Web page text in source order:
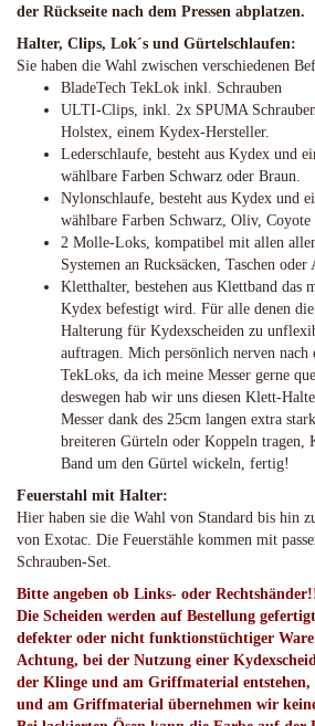
der Rückseite nach dem Pressen abplatzen.
Halter, Clips, Lok´s und Gürtelschlaufen:
Sie haben die Wahl zwischen verschiedenen
BladeTech TekLok inkl. Schrauben
ULTI-Clips, inkl. 2x SPUMA
Holstex, einem Kydex-Hersteller.
Lederschlaufe, besteht aus Kydex und
wählbare Farben Schwarz oder Braun.
Nylonschlaufe, besteht aus Kydex und
wählbare Farben Schwarz, Oliv, Coyote
2 Molle-Loks, kompatibel mit allen
Systemen an Rucksäcken, Taschen oder
Kletthalter, bestehen aus Klettband das
Kydex befestigt wird. Für alle denen
Halterung für Kydexscheiden zu
auftragen. Mich persönlich nerven
TekLoks, da ich meine Messer gerne
deswegen hab wir uns diesen Klett-
Messer dank des 25cm langen extra
breiteren Gürteln oder Koppeln tragen,
Band um den Gürtel wickeln, fertig!
Feuerstahl mit Halter:
Hier haben sie die Wahl von Standard bis hin
von Exotac. Die Feuerstähle kommen mit
Schrauben-Set.
Bitte angeben ob Links- oder
Die Scheiden werden auf Bestellung
defekter oder nicht funktionstüchtiger
Achtung, bei der Nutzung einer
der Klinge und am Griffmaterial
und am Griffmaterial übernehmen wir